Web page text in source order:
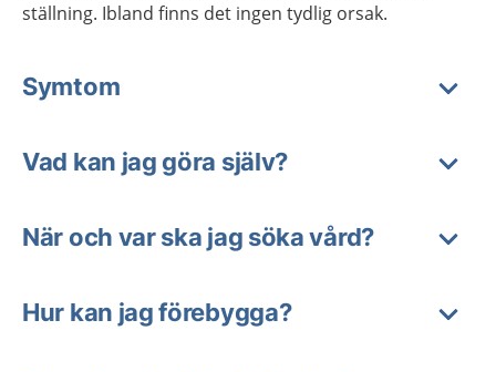
ställning. Ibland finns det ingen tydlig orsak.
Symtom
Vad kan jag göra själv?
När och var ska jag söka vård?
Hur kan jag förebygga?